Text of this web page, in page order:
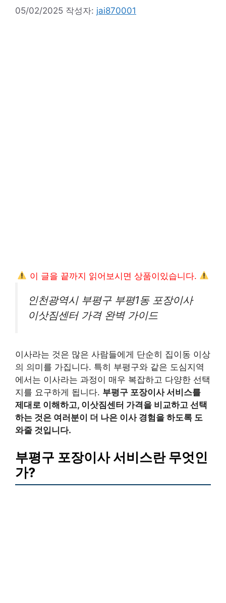
05/02/2025 작성자: jai870001
이 글을 끝까지 읽어보시면 상품이있습니다.
인천광역시 부평구 부평1동 포장이사
이삿짐센터 가격 완벽 가이드
이사라는 것은 많은 사람들에게 단순히 집이동 이상
의 의미를 가집니다. 특히 부평구와 같은 도심지역
에서는 이사라는 과정이 매우 복잡하고 다양한 선택
지를 요구하게 됩니다. 부평구 포장이사 서비스를
제대로 이해하고, 이삿짐센터 가격을 비교하고 선택
하는 것은 여러분이 더 나은 이사 경험을 하도록 도
와줄 것입니다.
부평구 포장이사 서비스란 무엇인
가?